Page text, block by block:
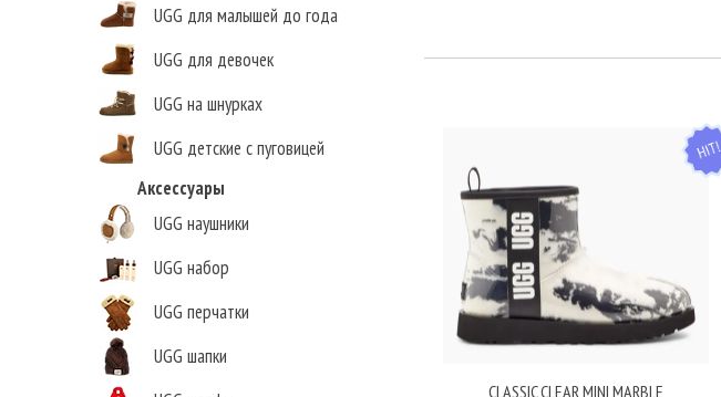
UGG для малышей до года
UGG для девочек
UGG на шнурках
UGG детские с пуговицей
Аксессуары
UGG наушники
UGG набор
UGG перчатки
UGG шапки
HIT
CLASSIC CLEAR MINI MARBLE